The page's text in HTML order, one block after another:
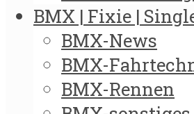
BMX | Fixie |
BMX-News
BMX-
BMX-Rennen